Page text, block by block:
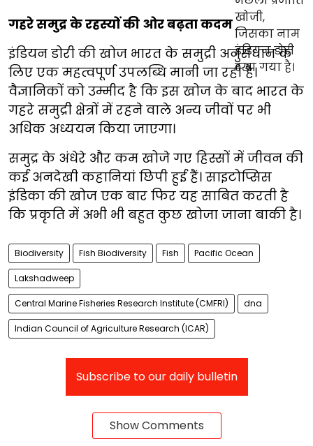
गहरे समुद्र के रहस्यों की ओर बढ़ता कदम
इंडियन डोरी की खोज भारत के समुद्री अनुसंधान के
लिए एक महत्वपूर्ण उपलब्धि मानी जा रही है।
वैज्ञानिकों को उम्मीद है कि इस खोज के बाद भारत के
गहरे समुद्री क्षेत्रों में रहने वाले अन्य जीवों पर भी
अधिक अध्ययन किया जाएगा।
समुद्र के अंधेरे और कम खोजे गए हिस्सों में जीवन की
कई अनदेखी कहानियां छिपी हुई हैं। साइटोप्सिस
इंडिका की खोज एक बार फिर यह साबित करती है
कि प्रकृति में अभी भी बहुत कुछ खोजा जाना बाकी है।
Biodiversity Fish Biodiversity Fish Pacific Ocean
Lakshadweep
Central Marine Fisheries Research Institute (CMFRI) dna
Indian Council of Agriculture Research (ICAR)
Subscribe to our daily bulletin
Show Comments